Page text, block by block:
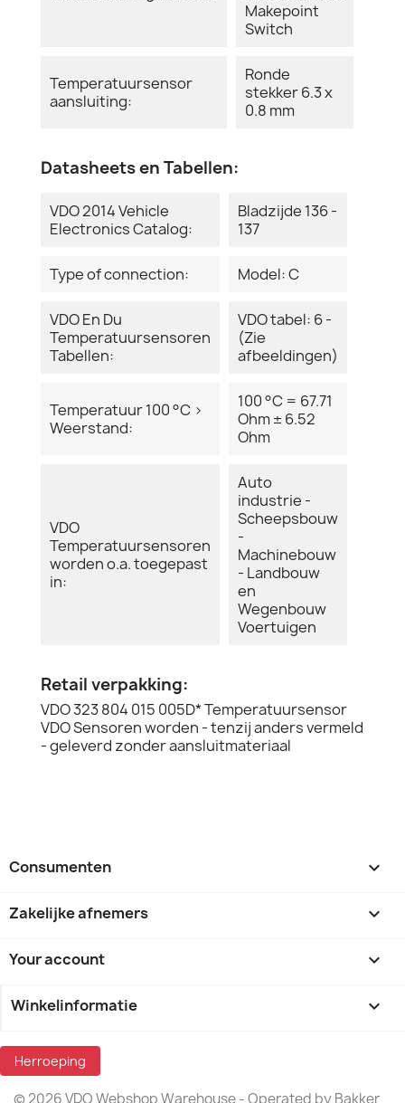
Makepoint
Switch
Temperatuursensor
aansluiting:
Ronde
stekker 6.3 x
0.8 mm
Datasheets en Tabellen:
VDO 2014 Vehicle
Electronics Catalog:
Bladzijde 136 -
137
Type of connection: Model: C
VDO En Du
Temperatuursensoren
Tabellen:
VDO tabel: 6 -
(Zie
afbeeldingen)
Temperatuur 100 °C >
Weerstand:
100 °C = 67.71
Ohm ± 6.52
Ohm
VDO
Temperatuursensoren
worden o.a. toegepast
in:
Auto
industrie -
Scheepsbouw
-
Machinebouw
- Landbouw
en
Wegenbouw
Voertuigen
Retail verpakking:
VDO 323 804 015 005D* Temperatuursensor
VDO Sensoren worden - tenzij anders vermeld
- geleverd zonder aansluitmateriaal
Consumenten 
Zakelijke afnemers 
Your account 
Winkelinformatie keyboard_arrow_down
Herroeping
© 2026 VDO Webshop Warehouse - Operated by Bakker